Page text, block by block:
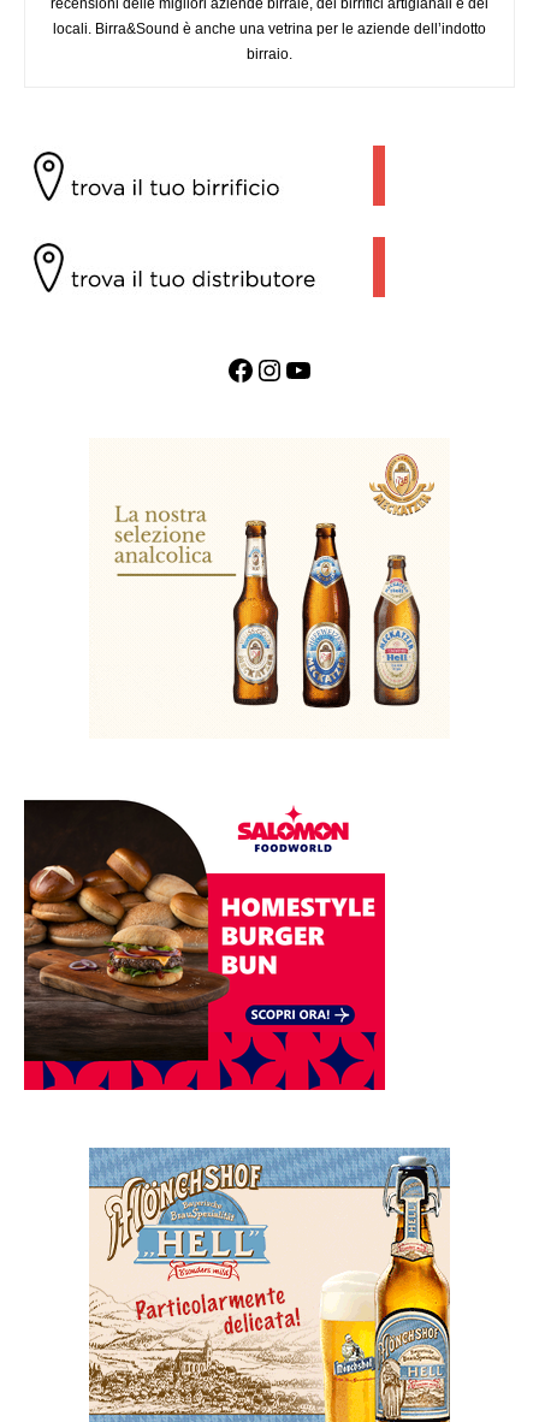
recensioni delle migliori aziende birraie, dei birrifici artigianali e dei
locali. Birra&Sound è anche una vetrina per le aziende dell’indotto
birraio.
Facebook InstagramYouTube